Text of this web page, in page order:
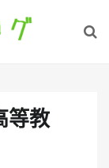
等教